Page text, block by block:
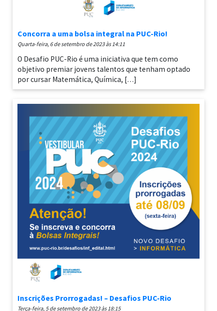
Concorra a uma bolsa integral na PUC-Rio!
quarta-feira, 6 de setembro de 2023 às 14:11
O Desafio PUC-Rio é uma iniciativa que tem como
objetivo premiar jovens talentos que tenham optado
por cursar Matemática, Química, […]
Inscrições Prorrogadas! – Desafios PUC-Rio
terça-feira, 5 de setembro de 2023 às 18:15